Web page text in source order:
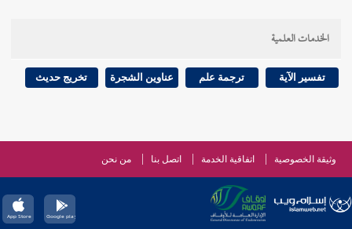
الخدمات العلمية
تفسير الآية ترجمة علم عناوين الشجرة تخريج حديث
وثيقة الخصوصية اتفاقية الخدمة اتصل بنا من نحن